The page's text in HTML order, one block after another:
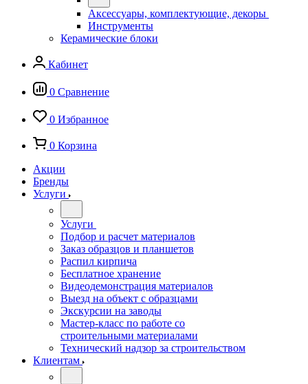
Аксессуары, комплектующие, декоры
Инструменты
Керамические блоки
Кабинет
0 Сравнение
0 Избранное
0 Корзина
Акции
Бренды
Услуги
Услуги
Подбор и расчет материалов
Заказ образцов и планшетов
Распил кирпича
Бесплатное хранение
Видеодемонстрация материалов
Выезд на объект с образцами
Экскурсии на заводы
Мастер-класс по работе со
строительными материалами
Технический надзор за строительством
Клиентам